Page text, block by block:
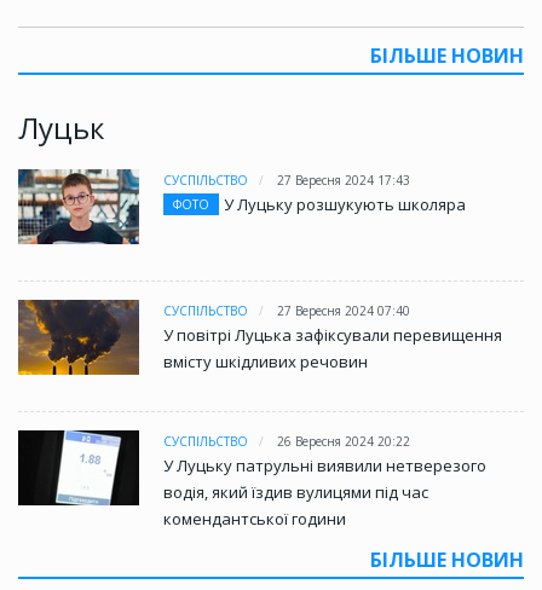
БІЛЬШЕ НОВИН
Луцьк
СУСПІЛЬСТВО
27 Вересня 2024 17:43
ФОТО
У Луцьку розшукують школяра
СУСПІЛЬСТВО 27 Вересня 2024 07:40
У повітрі Луцька зафіксували перевищення
вмісту шкідливих речовин
СУСПІЛЬСТВО 26 Вересня 2024 20:22
У Луцьку патрульні виявили нетверезого
водія, який їздив вулицями під час
комендантської години
БІЛЬШЕ НОВИН